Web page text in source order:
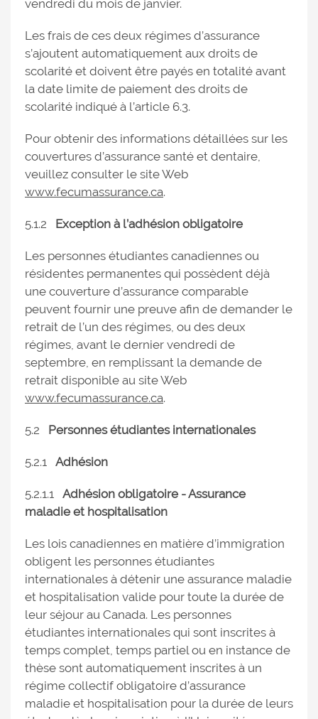
vendredi du mois de janvier.
Les frais de ces deux régimes d’assurance
s’ajoutent automatiquement aux droits de
scolarité et doivent être payés en totalité avant
la date limite de paiement des droits de
scolarité indiqué à l’article 6.3.
Pour obtenir des informations détaillées sur les
couvertures d’assurance santé et dentaire,
veuillez consulter le site Web
www.fecumassurance.ca.
5.1.2 Exception à l’adhésion obligatoire
Les personnes étudiantes canadiennes ou
résidentes permanentes qui possèdent déjà
une couverture d’assurance comparable
peuvent fournir une preuve afin de demander le
retrait de l’un des régimes, ou des deux
régimes, avant le dernier vendredi de
septembre, en remplissant la demande de
retrait disponible au site Web
www.fecumassurance.ca.
5.2 Personnes étudiantes internationales
5.2.1 Adhésion
5.2.1.1 Adhésion obligatoire - Assurance
maladie et hospitalisation
Les lois canadiennes en matière d’immigration
obligent les personnes étudiantes
internationales à détenir une assurance maladie
et hospitalisation valide pour toute la durée de
leur séjour au Canada. Les personnes
étudiantes internationales qui sont inscrites à
temps complet, temps partiel ou en instance de
thèse sont automatiquement inscrites à un
régime collectif obligatoire d’assurance
maladie et hospitalisation pour la durée de leurs